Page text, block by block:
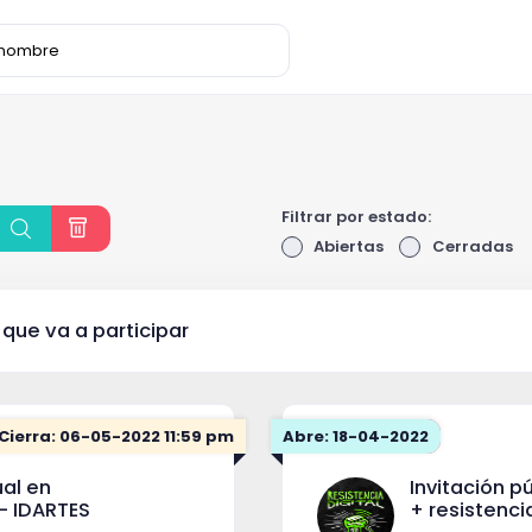
Filtrar por estado:
Abiertas
Cerradas
va a participar
06-05-2022 11:59 pm
en
Abre: 18-04-2022
Invitación
+